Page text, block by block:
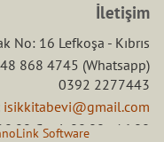
İletişim
No: 16 Lefkoşa - Kıbrıs
868 4745 (Whatsapp)
0392 2277443
isikkitabevi@gmail.com
Ctesi: 08.00 - 16.00
Software